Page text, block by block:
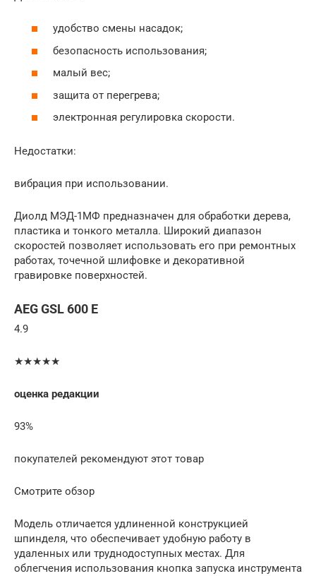
удобство смены насадок;
безопасность использования;
малый вес;
защита от перегрева;
электронная регулировка скорости.
Недостатки:
вибрация при использовании.
Диолд МЭД-1МФ предназначен для обработки дерева,
пластика и тонкого металла. Широкий диапазон
скоростей позволяет использовать его при ремонтных
работах, точечной шлифовке и декоративной
гравировке поверхностей.
AEG GSL 600 E
4.9
★★★★★
оценка редакции
93%
покупателей рекомендуют этот товар
Смотрите обзор
Модель отличается удлиненной конструкцией
шпинделя, что обеспечивает удобную работу в
удаленных или труднодоступных местах. Для
облегчения использования кнопка запуска инструмента